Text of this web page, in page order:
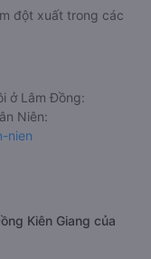
đột xuất trong các
ở Lâm Đồng:
Niên:
nien
Kiên Giang của